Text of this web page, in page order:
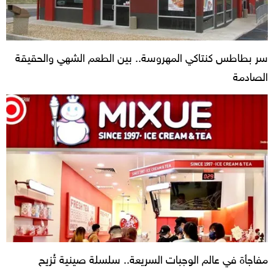
سر بطاطس كنتاكي المهروسة.. بين الطعم الشهي والحقيقة
الصادمة
مفاجأة في عالم الوجبات السريعة.. سلسلة صينية تُزيح